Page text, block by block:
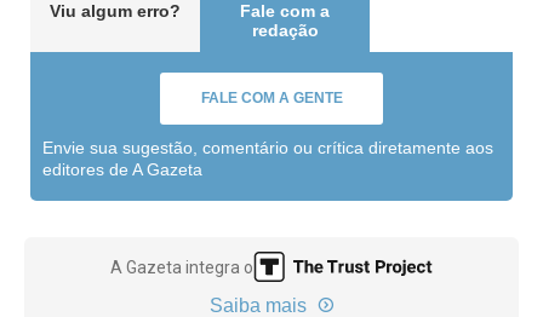
Viu algum erro?
Fale com a
redação
FALE COM A GENTE
Envie sua sugestão, comentário ou crítica diretamente aos
editores de A Gazeta
A Gazeta integra o
Saiba mais